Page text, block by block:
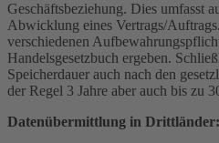
Geschäftsbeziehung. Dies umfasst
Abwicklung eines Vertrags/
verschiedenen
Handelsgesetzbuch ergeben.
Speicherdauer auch nach den
der Regel 3 Jahre aber auch bis zu
Datenübermittlung in Drittländer: